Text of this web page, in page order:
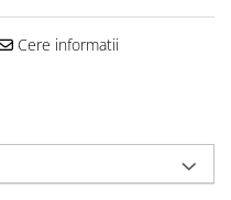
Cere informatii